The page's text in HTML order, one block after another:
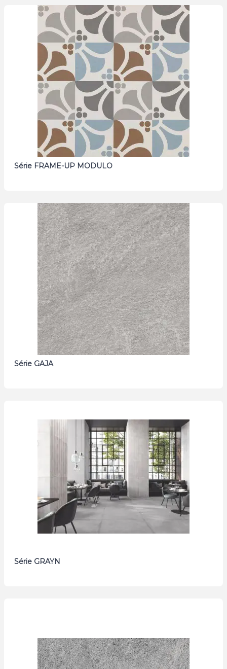
Série FRAME-UP MODULO
Série GAJA
Série GRAYN